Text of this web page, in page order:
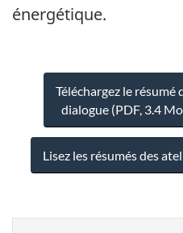
énergétique.
Téléchargez le résumé
dialogue (PDF, 3.4
Lisez les résumés des